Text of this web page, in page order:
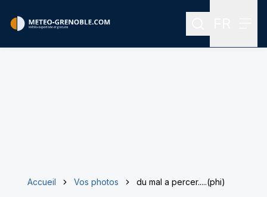
Rechercher
Accueil Vos photos du mal a percer.....(phi)